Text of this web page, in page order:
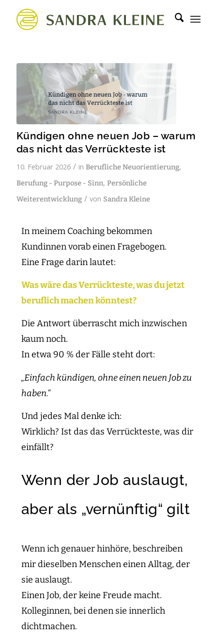
Kündigen ohne neuen Job – warum
das nicht das Verrückteste ist
10. Februar 2026 / in Berufliche Neuorientierung,
Berufung - Purpose - Sinn, Persönliche
Weiterentwicklung / von Sandra Kleine
In meinem Coaching bekommen
Kundinnen vorab einen Fragebogen.
Eine Frage darin lautet:
Was wäre das Verrückteste, was du jetzt
beruflich machen könntest?
Die Antwort überrascht mich inzwischen
kaum noch.
In etwa 90 % der Fälle steht dort:
„Einfach kündigen, ohne einen neuen Job zu
haben.“
Und jedes Mal denke ich:
Wirklich? Ist das das Verrückteste, was dir
einfällt?
Wenn der Job auslaugt,
aber als „vernünftig“ gilt
Wenn ich genauer hinhöre, beschreiben
mir dieselben Menschen einen Alltag, der
sie auslaugt.
Einen Job, der keine Freude macht.
Kolleginnen, bei denen sie innerlich
dichtmachen.